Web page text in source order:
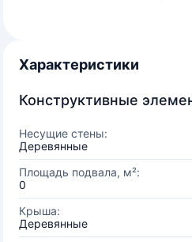
Характеристики
Конструктивные
Несущие стены:
Деревянные
Площадь подвала, м²:
0
Крыша:
Деревянные